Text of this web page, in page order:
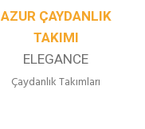
AZUR ÇAYDANLIK
TAKIMI
ELEGANCE
Çaydanlık Takımları